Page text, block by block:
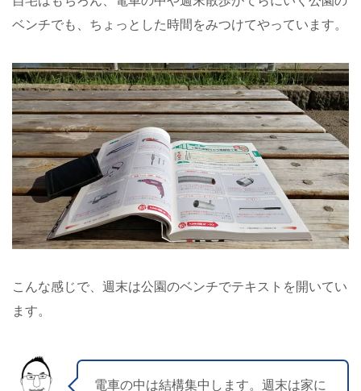
ベンチでも、ちょっとした時間をみつけてやっています。
こんな感じで、週末は公園のベンチでテキストを開いてい
ます。
電車の中は結構集中します。週末は家に